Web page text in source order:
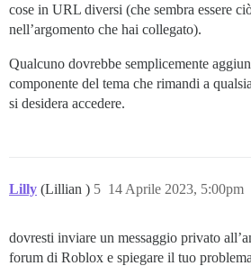
cose in URL diversi (che sembra essere
nell’argomento che hai collegato).
Qualcuno dovrebbe semplicemente
componente del tema che rimandi a
si desidera accedere.
Lilly (Lillian ) 14 Aprile 2023, 5:00pm
5
dovresti inviare un messaggio privato
forum di Roblox e spiegare il tuo